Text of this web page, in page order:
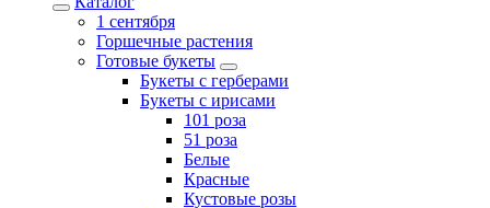
1 сентября
Горшечные растения
Готовые букеты
Букеты с герберами
Букеты с ирисами
101 роза
51 роза
Белые
Красные
Кустовые розы